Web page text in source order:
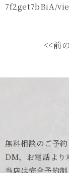
7f2get7bBiA/
<<前
無料相談のご予
DM、お電話より
当店は完全予約